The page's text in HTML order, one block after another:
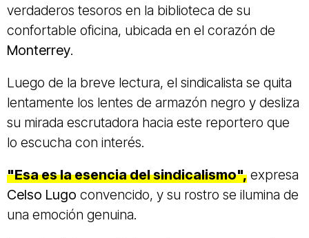
verdaderos tesoros en la biblioteca de su
confortable oficina, ubicada en el corazón de
Monterrey.
Luego de la breve lectura, el sindicalista se quita
lentamente los lentes de armazón negro y desliza
su mirada escrutadora hacia este reportero que
lo escucha con interés.
"Esa es la esencia del sindicalismo", expresa
Celso Lugo convencido, y su rostro se ilumina de
una emoción genuina.